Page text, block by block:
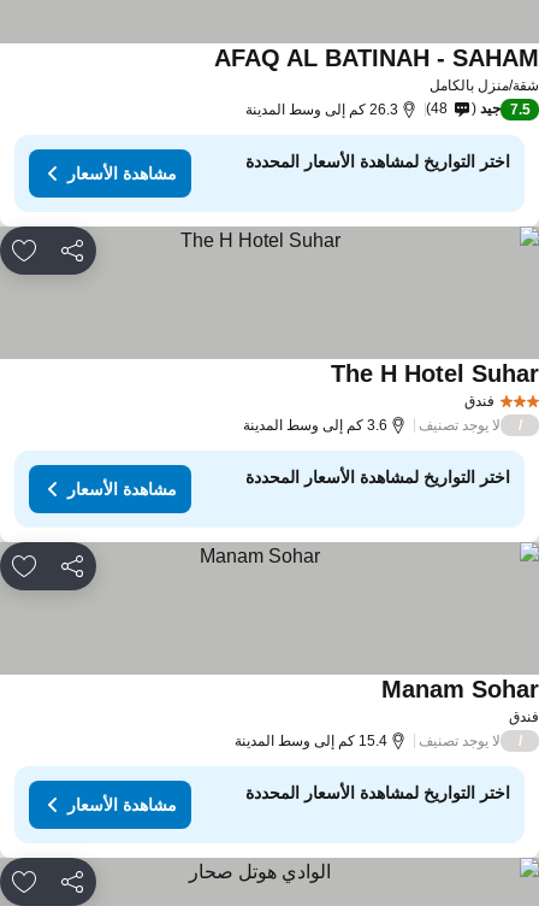
منزل بالكامل
AFAQ AL BATINAH - مشاهدة الأسعار
7.5 جيد 48 26.3 كم إلى وسط المدينة
اختر التواريخ لمشاهدة الأسعار المحددة
مشاهدة الأسعار
مشاركة
فندق
The H Hotelمشاهدة الأسعار
لا يوجد تصنيف 3.6 كم إلى وسط المدينة
اختر التواريخ لمشاهدة الأسعار المحددة
مشاهدة الأسعار
مشاركة
Manamمشاهدة الأسعار
لا يوجد تصنيف 15.4 كم إلى وسط المدينة
اختر التواريخ لمشاهدة الأسعار المحددة
مشاهدة الأسعار
مشاركة